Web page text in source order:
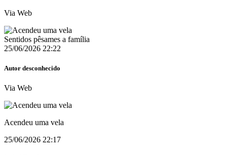
Via Web
Sentidos pêsames a família
25/06/2026 22:22
Autor desconhecido
Via Web
Acendeu uma vela
25/06/2026 22:17